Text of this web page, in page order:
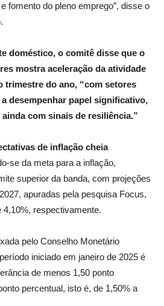
fomento do pleno emprego”, disse o
doméstico, o comitê disse que o
mostra aceleração da atividade
trimestre do ano, “com setores
desempenhar papel significativo,
com sinais de resiliência.”
de inflação cheia
se da meta para a inflação,
superior da banda, com projeções
apuradas pela pesquisa Focus,
respectivamente.
pelo Conselho Monetário
iniciado em janeiro de 2025 é
de menos 1,50 ponto
percentual, isto é, de 1,50% a